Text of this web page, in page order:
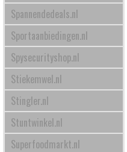
Spannendedeals.nl
Sportaanbiedingen.nl
Spysecurityshop.nl
Stiekemwel.nl
Stingler.nl
Stuntwinkel.nl
Superfoodmarkt.nl